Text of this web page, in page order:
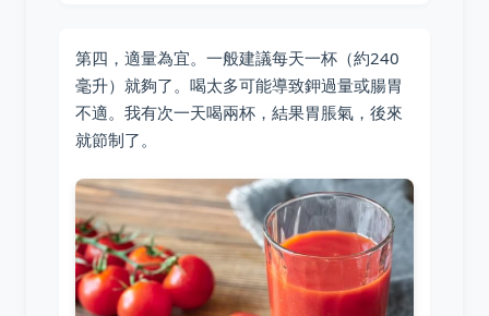
第四，適量為宜。一般建議每天一杯（約240
毫升）就夠了。喝太多可能導致鉀過量或腸胃
不適。我有次一天喝兩杯，結果胃脹氣，後來
就節制了。